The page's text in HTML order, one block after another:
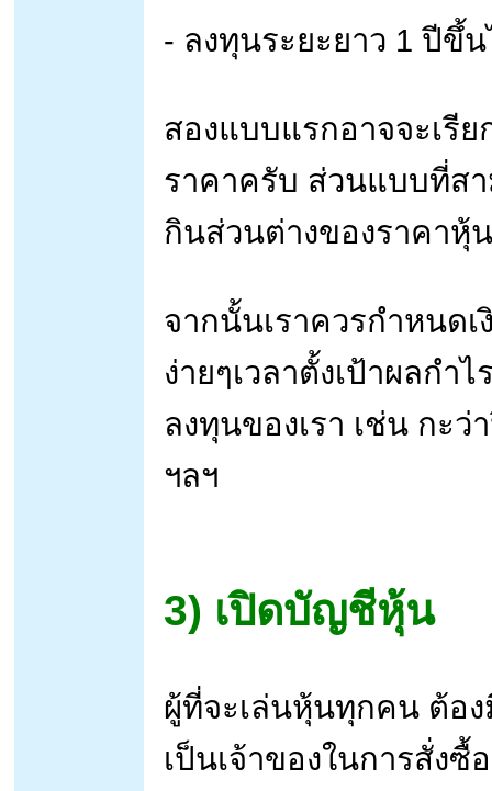
- ลงทุนระยะยาว 1 ปีขึ้
สองแบบแรกอาจจะเรีย
ราคาครับ ส่วนแบบที่สา
กินส่วนต่างของราคาหุ้
จากนั้นเราควรกำหนด
ง่ายๆเวลาตั้งเป้าผลกำ
ลงทุนของเรา เช่น กะ
ฯลฯ
3) เปิดบัญชีหุ้น
ผู้ที่จะเล่นหุ้นทุกคน ต้อ
เป็นเจ้าของในการสั่งซื้